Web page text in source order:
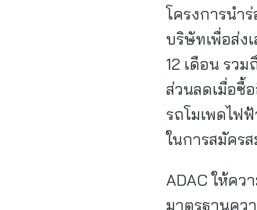
โครงการนำ
บริษัทเพื่อส่ง
12 เดือน รว
ส่วนลดเมื่อซื้
รถโมเพดไฟ
ในการสมัคร
ADAC ให้ค
มาตรฐานคว